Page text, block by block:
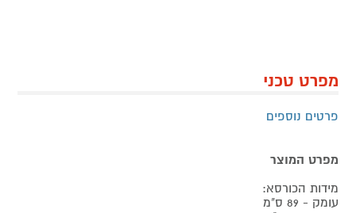
מפרט טכני
פרטים נוספים
מפרט המוצר
מידות הכורסא:
עומק - 89 ס"מ